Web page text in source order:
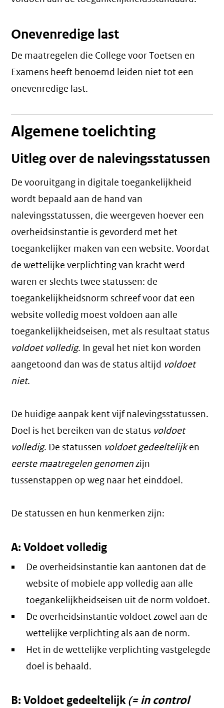
Onevenredige last
De maatregelen die College voor Toetsen en
Examens heeft benoemd leiden niet tot een
onevenredige last.
Algemene toelichting
Uitleg over de nalevingsstatussen
De vooruitgang in digitale toegankelijkheid
wordt bepaald aan de hand van
nalevingsstatussen, die weergeven hoever een
overheidsinstantie is gevorderd met het
toegankelijker maken van een website. Voordat
de wettelijke verplichting van kracht werd
waren er slechts twee statussen: de
toegankelijkheidsnorm schreef voor dat een
website volledig moest voldoen aan alle
toegankelijkheidseisen, met als resultaat status
voldoet volledig. In geval het niet kon worden
aangetoond dan was de status altijd voldoet
niet.
De huidige aanpak kent vijf nalevingsstatussen.
Doel is het bereiken van de status voldoet
volledig. De statussen voldoet gedeeltelijken
eerste maatregelen genomenzijn
tussenstappen op weg naar het einddoel.
De statussen en hun kenmerken zijn:
A: Voldoet volledig
De overheidsinstantie kan aantonen dat de
website of mobiele app volledig aan alle
toegankelijkheidseisen uit de norm voldoet.
De overheidsinstantie voldoet zowel aan de
wettelijke verplichting als aan de norm.
Het in de wettelijke verplichting vastgelegde
doel is behaald.
B: Voldoet gedeeltelijk(= in control